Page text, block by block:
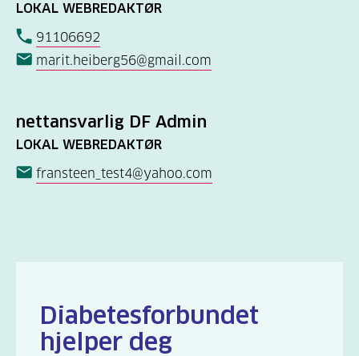
LOKAL WEBREDAKTØR
91106692
marit.heiberg56@gmail.com
nettansvarlig DF Admin
LOKAL WEBREDAKTØR
fransteen_test4@yahoo.com
Diabetesforbundet
hjelper deg